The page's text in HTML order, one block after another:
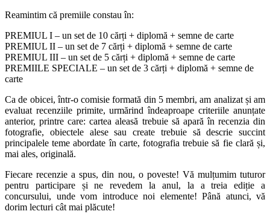
Reamintim că premiile constau în:
PREMIUL I – un set de 10 cărți + diplomă + semne de carte
PREMIUL II – un set de 7 cărți + diplomă + semne de carte
PREMIUL III – un set de 5 cărți + diplomă + semne de carte
PREMIILE SPECIALE – un set de 3 cărți + diplomă + semne de
carte
Ca de obicei, într-o comisie formată din 5 membri, am analizat și am
evaluat recenziile primite, urmărind îndeaproape criteriile anunțate
anterior, printre care: cartea aleasă trebuie să apară în recenzia din
fotografie, obiectele alese sau create trebuie să descrie succint
principalele teme abordate în carte, fotografia trebuie să fie clară și,
mai ales, originală.
Fiecare recenzie a spus, din nou, o poveste! Vă mulțumim tuturor
pentru participare și ne revedem la anul, la a treia ediție a
concursului, unde vom introduce noi elemente! Până atunci, vă
dorim lecturi cât mai plăcute!